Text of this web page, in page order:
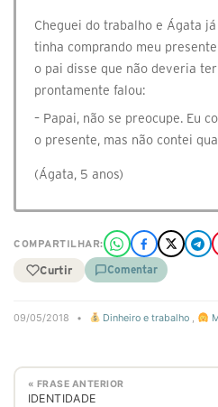
Cheguei do trabalho e Ágata
tinha comprando meu
o pai disse que não deveria
prontamente falou:
– Papai, não se preocupe. Eu
o presente, mas não contei
(Ágata, 5 anos)
COMPARTILHAR:
Curtir Comentar
09/05/2018 • Dinheiro e trabalho ,
« FRASE ANTERIOR
IDENTIDADE